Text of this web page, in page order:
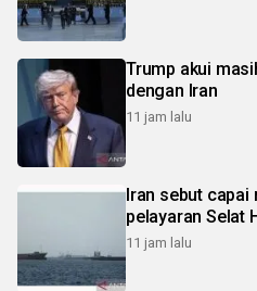
Trump akui
dengan Iran
11 jam lalu
Iran sebut capai
pelayaran Selat
11 jam lalu